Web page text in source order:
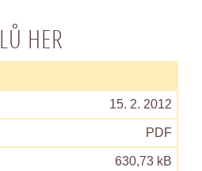
HER
15. 2. 2012
PDF
630,73 kB